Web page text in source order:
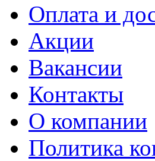
Оплата и
Акции
Вакансии
Контакты
О компании
Политика